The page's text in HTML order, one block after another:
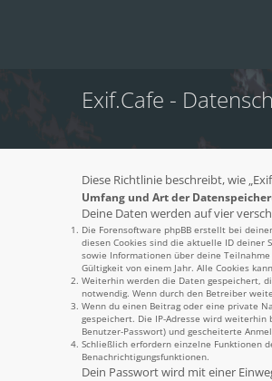
Exif.Cafe -
Diese Richtlinie beschreibt, wie
Umfang und Art der
Deine Daten werden auf vier
Die Forensoftware phpBB erstellt bei
diesen Cookies sind die aktuelle ID deiner
sowie Informationen über deine
Gültigkeit von einem Jahr. Alle Cookies
Weiterhin werden die Daten gespeichert,
notwendig. Wenn durch den Betreiber
Wenn du einen Beitrag oder eine private
gespeichert. Die IP-Adresse wird weiterhin
Benutzer-Passwort) und gescheiterte
Schließlich erfordern einzelne Funktionen
Benachrichtigungsfunktionen.
Dein Passwort wird mit einer